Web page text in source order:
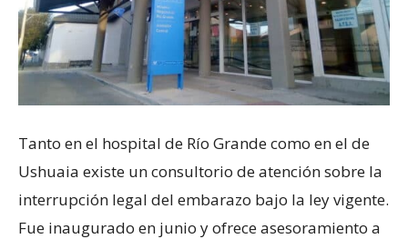
Tanto en el hospital de Río Grande como en el de
Ushuaia existe un consultorio de atención sobre la
interrupción legal del embarazo bajo la ley vigente.
Fue inaugurado en junio y ofrece asesoramiento a